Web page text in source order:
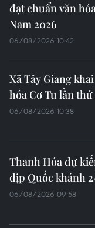
đạt chuẩn văn
Nam 2026
06/08/2026 10:42
Xã Tây Giang
hóa Cơ Tu lần thứ
06/08/2026 10:38
Thanh Hóa dự
dịp Quốc khánh
06/08/2026 09:58